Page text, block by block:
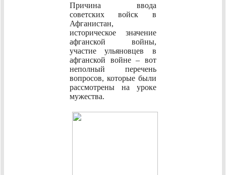
Причина ввода
советских войск в
Афганистан,
историческое значение
афганской войны,
участие ульяновцев в
афганской войне – вот
неполный перечень
вопросов, которые были
рассмотрены на уроке
мужества.